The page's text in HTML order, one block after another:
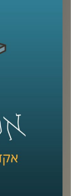
את עצמו
הפעילות
שוב איתנו ד״ר
ואסטרטגיה,
לשעבר שגריר
*הפרק הוקלט
להבין באמת איך
קרדיט תמונות: